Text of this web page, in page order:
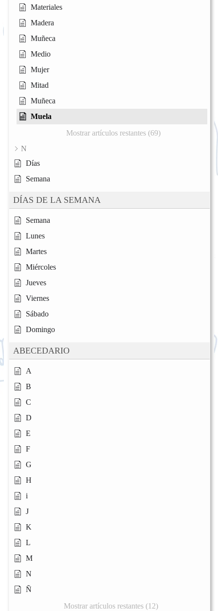
Materiales
Madera
Muñeca
Medio
Mujer
Mitad
Muñeca
Muela
Mostrar artículos restantes (69)
N
Días
Semana
DÍAS DE LA SEMANA
Semana
Lunes
Martes
Miércoles
Jueves
Viernes
Sábado
Domingo
ABECEDARIO
A
B
C
D
E
F
G
H
i
J
K
L
M
N
Ñ
Mostrar artículos restantes (12)